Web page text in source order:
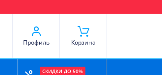
Профиль Корзина
СКИДКИ ДО 50%